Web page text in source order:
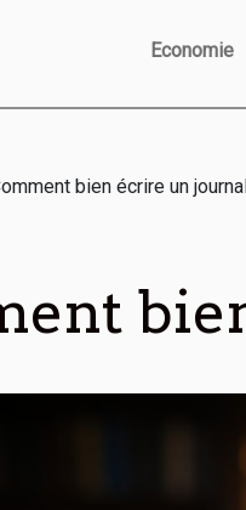
Economie
bien écrire un